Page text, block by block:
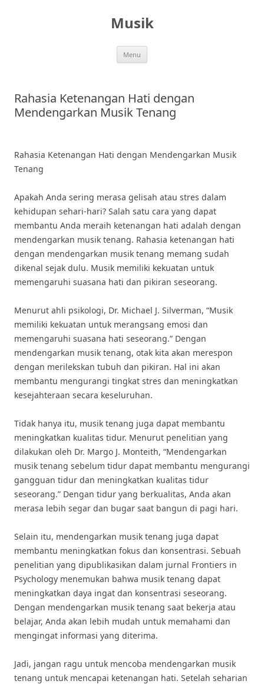
Musik
Menu
Rahasia Ketenangan Hati dengan
Mendengarkan Musik Tenang
Rahasia Ketenangan Hati dengan Mendengarkan Musik
Tenang
Apakah Anda sering merasa gelisah atau stres dalam
kehidupan sehari-hari? Salah satu cara yang dapat
membantu Anda meraih ketenangan hati adalah dengan
mendengarkan musik tenang. Rahasia ketenangan hati
dengan mendengarkan musik tenang memang sudah
dikenal sejak dulu. Musik memiliki kekuatan untuk
memengaruhi suasana hati dan pikiran seseorang.
Menurut ahli psikologi, Dr. Michael J. Silverman, “Musik
memiliki kekuatan untuk merangsang emosi dan
memengaruhi suasana hati seseorang.” Dengan
mendengarkan musik tenang, otak kita akan merespon
dengan merilekskan tubuh dan pikiran. Hal ini akan
membantu mengurangi tingkat stres dan meningkatkan
kesejahteraan secara keseluruhan.
Tidak hanya itu, musik tenang juga dapat membantu
meningkatkan kualitas tidur. Menurut penelitian yang
dilakukan oleh Dr. Margo J. Monteith, “Mendengarkan
musik tenang sebelum tidur dapat membantu mengurangi
gangguan tidur dan meningkatkan kualitas tidur
seseorang.” Dengan tidur yang berkualitas, Anda akan
merasa lebih segar dan bugar saat bangun di pagi hari.
Selain itu, mendengarkan musik tenang juga dapat
membantu meningkatkan fokus dan konsentrasi. Sebuah
penelitian yang dipublikasikan dalam jurnal Frontiers in
Psychology menemukan bahwa musik tenang dapat
meningkatkan daya ingat dan konsentrasi seseorang.
Dengan mendengarkan musik tenang saat bekerja atau
belajar, Anda akan lebih mudah untuk memahami dan
mengingat informasi yang diterima.
Jadi, jangan ragu untuk mencoba mendengarkan musik
tenang untuk mencapai ketenangan hati. Setelah seharian